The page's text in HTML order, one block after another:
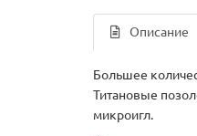
Описание
Большее
Титановые
микроигл.